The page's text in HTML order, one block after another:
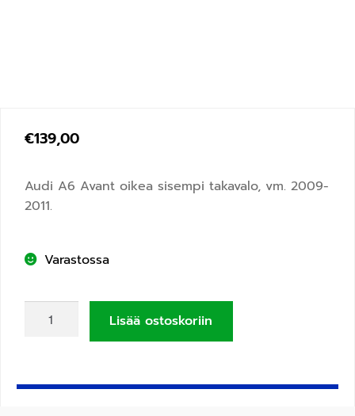
€139,00
Audi A6 Avant oikea sisempi takavalo, vm. 2009-
2011.
Varastossa
Lisää ostoskoriin